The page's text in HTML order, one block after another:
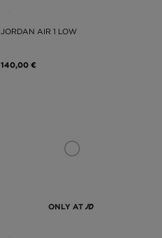
JORDAN AIR 1 LOW
140,00 €
ONLY AT